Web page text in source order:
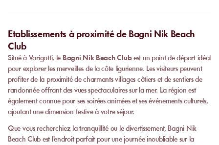
Etablissements à proximité de Bagni Nik Beach
Club
Situé à Varigotti, le Bagni Nik Beach Clubest un point de départ idéal
pour explorer les merveilles de la côte ligurienne. Les visiteurs peuvent
profiter de la proximité de charmants villages côtiers et de sentiers de
randonnée offrant des vues spectaculaires sur la mer. La région est
également connue pour ses soirées animées et ses événements culturels,
ajoutant une dimension festive à votre séjour.
Que vous recherchiez la tranquillité ou le divertissement, Bagni Nik
Beach Club est l'endroit parfait pour une journée inoubliable sur la